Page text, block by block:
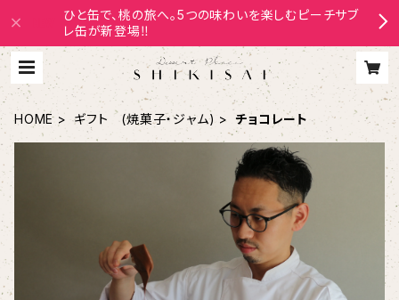
ひと缶で、桃の旅へ。5つの味わいを楽しむピーチサブ
レ缶が新登場‼
HOME ギフト (焼菓子・ジャム) チョコレート